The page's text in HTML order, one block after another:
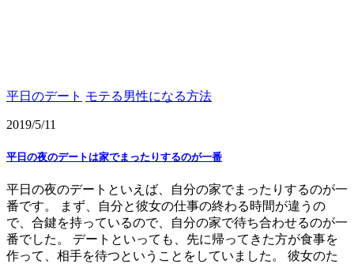
平日のデート モテる男性になる方法
2019/5/11
平日の夜のデートは家でまったりするのが一番
平日の夜のデートといえば、自分の家でまったりするのが一
番です。 まず、自分と彼女の仕事の終わる時間が違うの
で、合鍵を持っているので、自分の家で待ち合わせるのが一
番でした。 デートといっても、先に帰ってきた方が食事を
作って、相手を待つということをしていました。 彼女のた